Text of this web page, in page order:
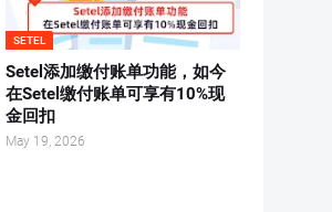
SETEL
Setel添加缴付账单功能，如今
在Setel缴付账单可享有10%现
金回扣
May 19, 2026